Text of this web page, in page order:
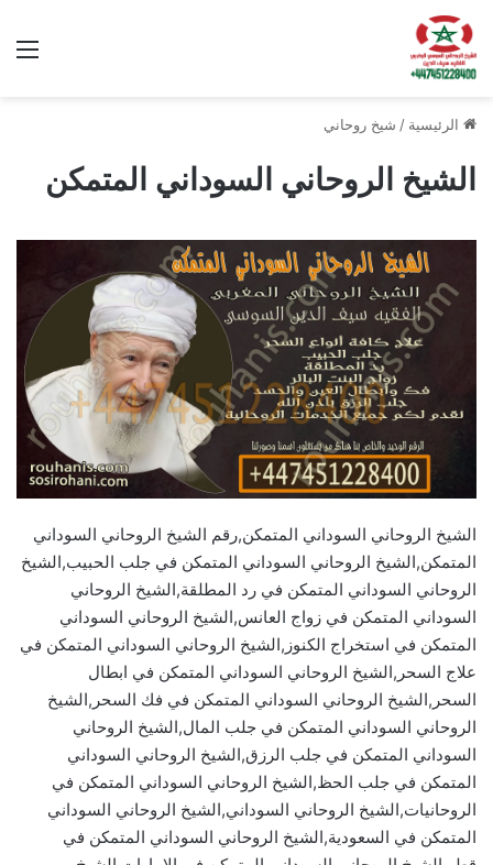
الرئيسية / شيخ روحاني
الشيخ الروحاني السوداني المتمكن
الشيخ الروحاني السوداني المتمكن,رقم الشيخ الروحاني السوداني
المتمكن,الشيخ الروحاني السوداني المتمكن في جلب الحبيب,الشيخ
الروحاني السوداني المتمكن في رد المطلقة,الشيخ الروحاني
السوداني المتمكن في زواج العانس,الشيخ الروحاني السوداني
المتمكن في استخراج الكنوز,الشيخ الروحاني السوداني المتمكن في
علاج السحر,الشيخ الروحاني السوداني المتمكن في ابطال
السحر,الشيخ الروحاني السوداني المتمكن في فك السحر,الشيخ
الروحاني السوداني المتمكن في جلب المال,الشيخ الروحاني
السوداني المتمكن في جلب الرزق,الشيخ الروحاني السوداني
المتمكن في جلب الحظ,الشيخ الروحاني السوداني المتمكن في
الروحانيات,الشيخ الروحاني السوداني,الشيخ الروحاني السوداني
المتمكن في السعودية,الشيخ الروحاني السوداني المتمكن في